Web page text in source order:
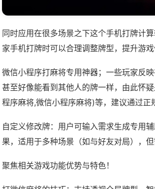
同时应用在很多场景之下这个手机打牌计
家手机打牌时可以合理调整牌型，提升游
微信小程序打麻将专用神器；一些玩家反
甚至好像能看到其他人的牌一样，由此怀
程序麻将,微信小程序麻将)等，建议通过正
自定义修改牌：用户可输入需求生成专用
果，适用于多种场景（如与好友对局），
聚焦相关游戏功能优势与特色！